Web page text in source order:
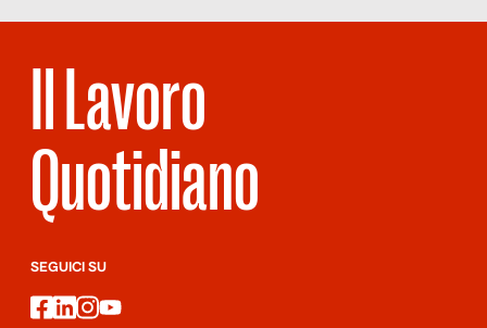
Il Lavoro
Quotidiano
SEGUICI SU
facebook
linkedin
instagram
youtube